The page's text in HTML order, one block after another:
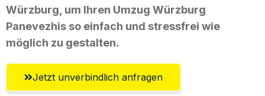
Würzburg, um Ihren Umzug Würzburg
Panevezhis so einfach und stressfrei wie
möglich zu gestalten.
Jetzt unverbindlich anfragen